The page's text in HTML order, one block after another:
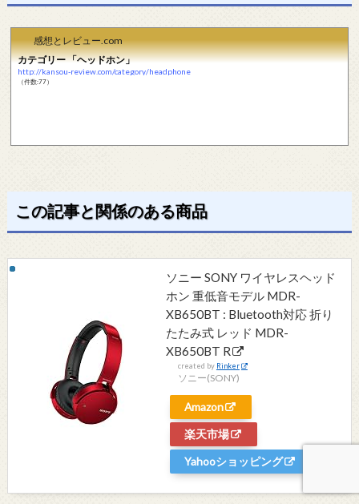
感想とレビュー.com
カテゴリー 「ヘッドホン」
http://kansou-review.com/category/headphone
（件数:77）
この記事と関係のある商品
ソニー SONY ワイヤレスヘッド
ホン 重低音モデル MDR-
XB650BT : Bluetooth対応 折り
たたみ式 レッド MDR-
XB650BT R
created by Rinker
ソニー(SONY)
Amazon
楽天市場
Yahooショッピング